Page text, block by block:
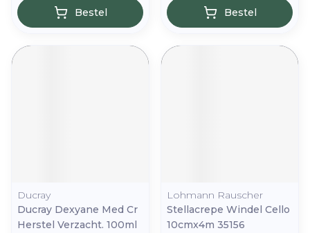
Bestel Bestel
Ducray
Ducray Dexyane Med Cr
Herstel Verzacht. 100ml
Lohmann Rauscher
Stellacrepe Windel Cello
10cmx4m 35156